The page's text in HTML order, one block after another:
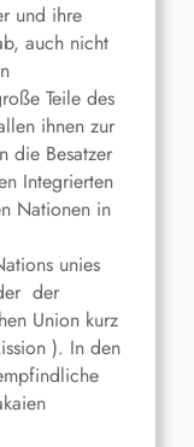
und ihre
auch nicht
Teile des
ihnen zur
die Besatzer
Integrierten
Nationen in
unies
der
Union kurz
). In den